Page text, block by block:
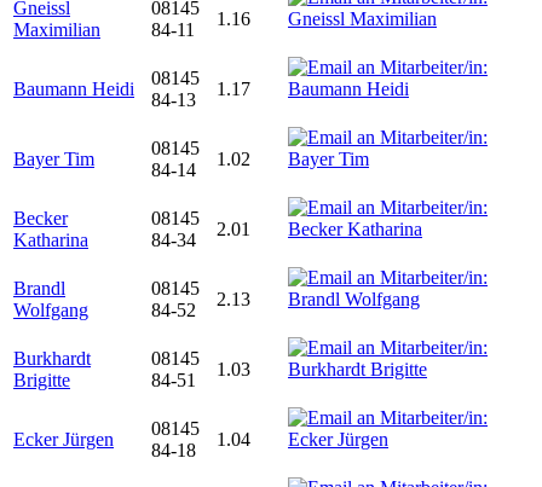
Gneissl
Maximilian
08145
84-11
1.16
Baumann Heidi
08145
84-13
1.17
Bayer Tim
08145
84-14
1.02
Becker
Katharina
08145
84-34
2.01
Brandl
Wolfgang
08145
84-52
2.13
Burkhardt
Brigitte
08145
84-51
1.03
Ecker Jürgen
08145
84-18
1.04